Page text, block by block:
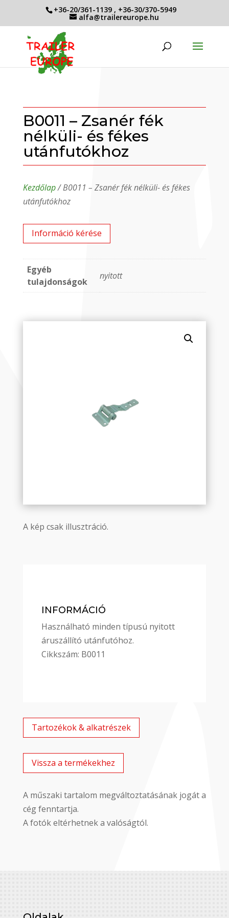
+36-20/361-1139 , +36-30/370-5949
alfa@trailereurope.hu
B0011 – Zsanér fék
nélküli- és fékes
utánfutókhoz
Kezdőlap/ B0011 – Zsanér fék nélküli- és fékes
utánfutókhoz
Információ kérése
Egyéb
tulajdonságok
nyitott
A kép csak illusztráció.
INFORMÁCIÓ
Használható minden típusú nyitott
áruszállító utánfutóhoz.
Cikkszám: B0011
Tartozékok & alkatrészek
Vissza a termékekhez
A műszaki tartalom megváltoztatásának jogát a
cég fenntartja.
A fotók eltérhetnek a valóságtól.